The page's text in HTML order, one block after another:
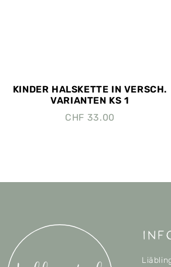
KINDER HALSKETTE IN VERSCH.
VARIANTEN KS 1
CHF 33.00